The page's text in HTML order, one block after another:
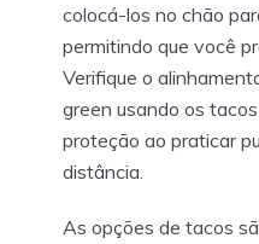
colocá-los no chão
permitindo que você
Verifique o
green usando os
proteção ao praticar
distância.
As opções de tacos